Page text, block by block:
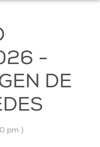
-
DE
pm )